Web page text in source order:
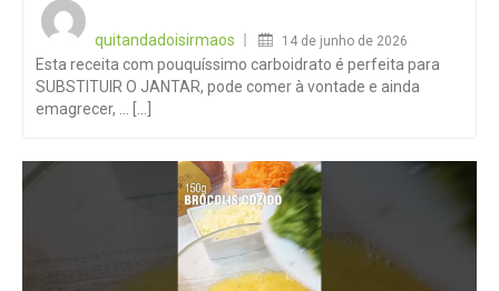
quitandadoisirmaos
14 de junho de 2026
Esta receita com pouquíssimo carboidrato é perfeita para
SUBSTITUIR O JANTAR, pode comer à vontade e ainda
emagrecer, … [...]